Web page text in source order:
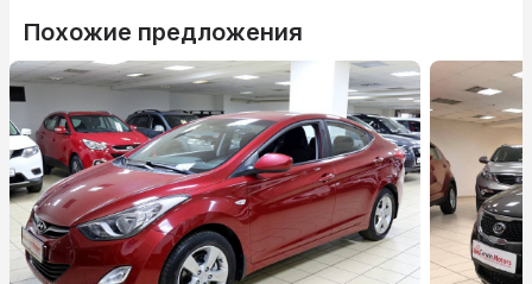
Похожие предложения